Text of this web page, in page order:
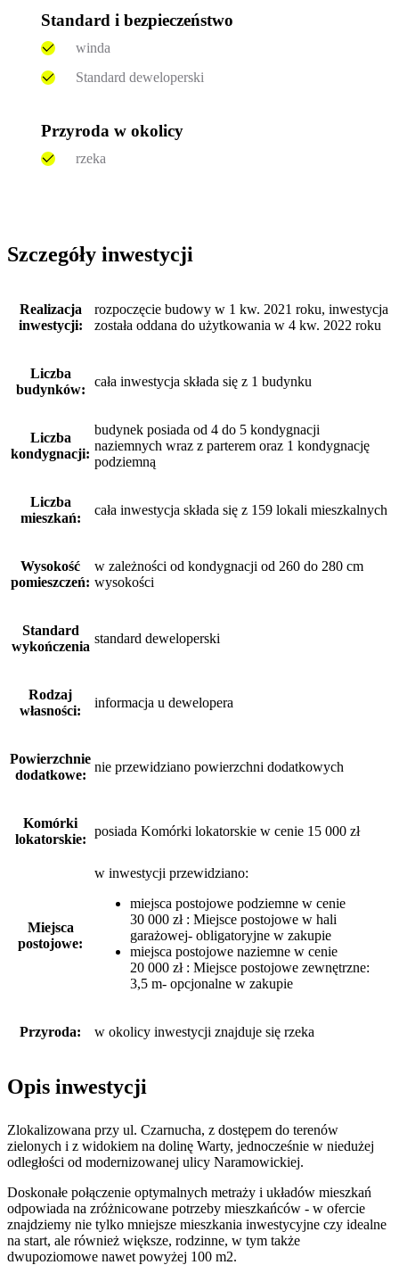
Standard i bezpieczeństwo
winda
Standard deweloperski
Przyroda w okolicy
rzeka
Szczegóły inwestycji
Realizacja
inwestycji:
rozpoczęcie budowy w 1 kw. 2021 roku, inwestycja
została oddana do użytkowania w 4 kw. 2022 roku
Liczba
budynków:
cała inwestycja składa się z 1 budynku
Liczba
kondygnacji:
budynek posiada od 4 do 5 kondygnacji
naziemnych wraz z parterem oraz 1 kondygnację
podziemną
Liczba
mieszkań:
cała inwestycja składa się z 159 lokali mieszkalnych
Wysokość
pomieszczeń:
w zależności od kondygnacji od 260 do 280 cm
wysokości
Standard
wykończenia
standard deweloperski
Rodzaj
własności:
informacja u dewelopera
Powierzchnie
dodatkowe:
nie przewidziano powierzchni dodatkowych
Komórki
lokatorskie:
posiada Komórki lokatorskie w cenie 15 000 zł
Miejsca
postojowe:
w inwestycji przewidziano:
miejsca postojowe podziemne w cenie
30 000 zł : Miejsce postojowe w hali
garażowej- obligatoryjne w zakupie
miejsca postojowe naziemne w cenie
20 000 zł : Miejsce postojowe zewnętrzne:
3,5 m- opcjonalne w zakupie
Przyroda: w okolicy inwestycji znajduje się rzeka
Opis inwestycji
Zlokalizowana przy ul. Czarnucha, z dostępem do terenów
zielonych i z widokiem na dolinę Warty, jednocześnie w niedużej
odległości od modernizowanej ulicy Naramowickiej.
Doskonałe połączenie optymalnych metraży i układów mieszkań
odpowiada na zróżnicowane potrzeby mieszkańców - w ofercie
znajdziemy nie tylko mniejsze mieszkania inwestycyjne czy idealne
na start, ale również większe, rodzinne, w tym także
dwupoziomowe nawet powyżej 100 m2.